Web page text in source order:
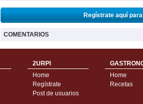
Regístrate aquí
COMENTARIOS
2URPI
Home
Regístrate
Post de usuarios
Home
Recetas